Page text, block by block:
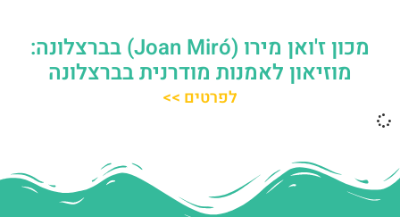
מכון ז'ואן מירו (Joan Miró) בברצלונה:
מוזיאון לאמנות מודרנית בברצלונה
לפרטים >>